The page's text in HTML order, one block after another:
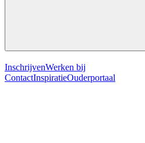
InschrijvenWerken bij
ContactInspiratieOuderportaal